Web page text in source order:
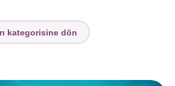
kategorisine dön